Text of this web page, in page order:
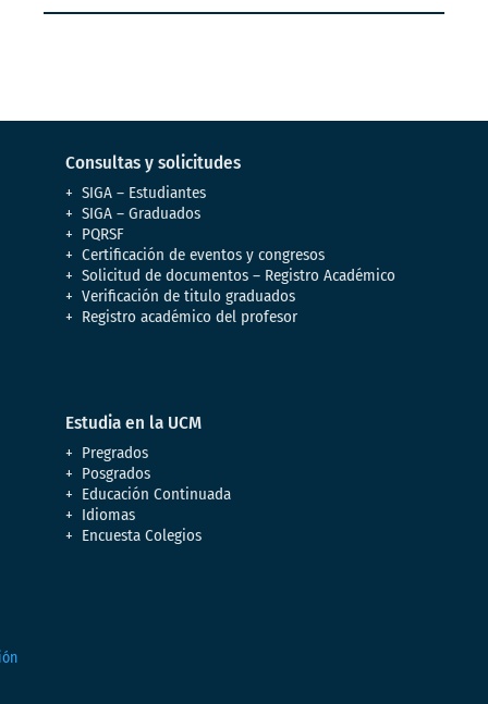
Consultas y solicitudes
SIGA – Estudiantes
SIGA – Graduados
PQRSF
Certificación de eventos y congresos
Solicitud de documentos – Registro Académico
Verificación de titulo graduados
Registro académico del profesor
Estudia en la UCM
Pregrados
Posgrados
Educación Continuada
Idiomas
Encuesta Colegios